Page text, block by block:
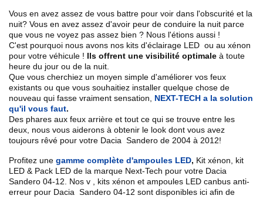
Vous en avez assez de vous battre pour voir dans l'obscurité et la
nuit? Vous en avez assez d'avoir peur de conduire la nuit parce
que vous ne voyez pas assez bien ? Nous l'étions aussi !
C'est pourquoi nous avons nos kits d'éclairage LED ou au xénon
pour votre véhicule ! Ils offrent une visibilité optimale à toute
heure du jour ou de la nuit.
Que vous cherchiez un moyen simple d'améliorer vos feux
existants ou que vous souhaitiez installer quelque chose de
nouveau qui fasse vraiment sensation,
NEXT-TECH a la solution
qu'il vous faut.
Des phares aux feux arrière et tout ce qui se trouve entre les
deux, nous vous aiderons à obtenir le look dont vous avez
toujours rêvé pour votre Dacia Sandero de 2004 à 2012!
Profitez une gamme complète d'ampoules LED, Kit xénon, kit
LED & Pack LED de la marque Next-Tech pour votre Dacia
Sandero 04-12 . Nos v
, kits xénon et ampoules LED canbus anti-
erreur pour Dacia Sandero 04-12 sont disponibles ici afin de